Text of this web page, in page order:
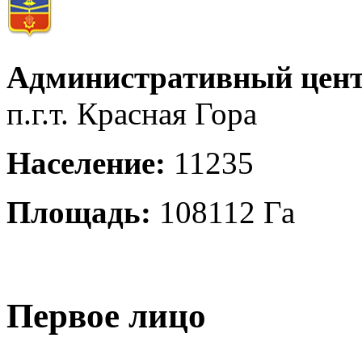
Административный
п.г.т. Красная Гора
Население: 11235
Площадь: 108112 Га
Первое лицо